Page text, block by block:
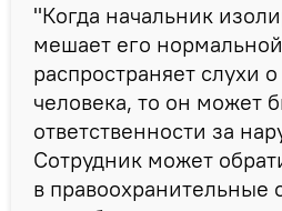
"Когда начальник
мешает его
распространяет слухи
человека, то он может
ответственности за
Сотрудник может
в правоохранительные